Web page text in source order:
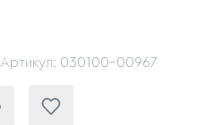
Артикул: 030100-00967